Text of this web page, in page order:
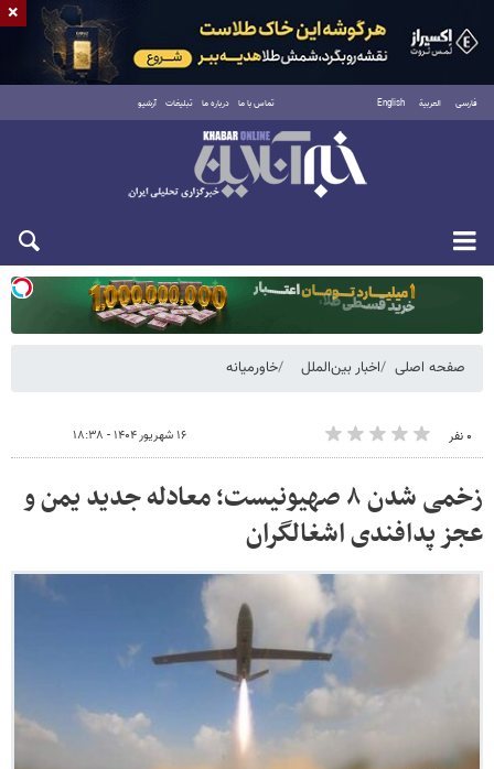
فارسی العربية English تماس با ما درباره ما تبلیغات آرشیو
یکشنبه ۱۸ مرداد ۱۴۰۵
صفحه اصلی اخبار بین‌الملل خاورمیانه
۰ نفر ۱۶ شهریور ۱۴۰۴ - ۱۸:۳۸
زخمی شدن ۸ صهیونیست؛ معادله جدید یمن و
عجز پدافندی اشغالگران
×